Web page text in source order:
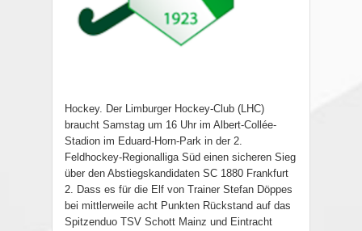
Hockey. Der Limburger Hockey-Club (LHC)
braucht Samstag um 16 Uhr im Albert-Collée-
Stadion im Eduard-Horn-Park in der 2.
Feldhockey-Regionalliga Süd einen sicheren Sieg
über den Abstiegskandidaten SC 1880 Frankfurt
2. Dass es für die Elf von Trainer Stefan Döppes
bei mittlerweile acht Punkten Rückstand auf das
Spitzenduo TSV Schott Mainz und Eintracht